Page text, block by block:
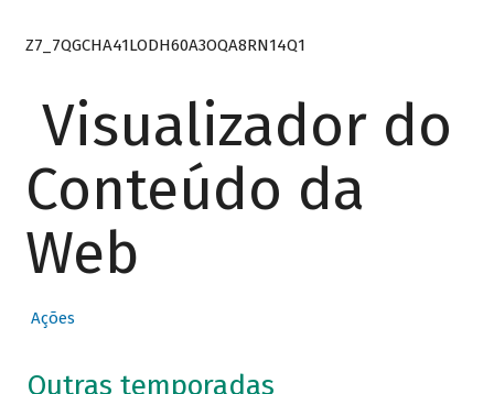
Z7_7QGCHA41LODH60A3OQA8RN14Q1
Visualizador do
Conteúdo da
Web
Ações
Outras temporadas